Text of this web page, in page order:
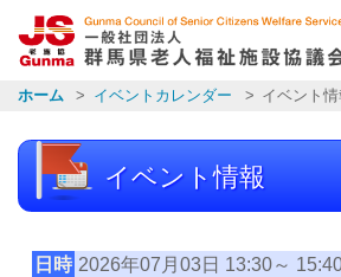
ホーム イベントカレンダー イベント情
イベント情報
日時 2026年07月03日 13:30～
ごあいさつ
会員施設一覧